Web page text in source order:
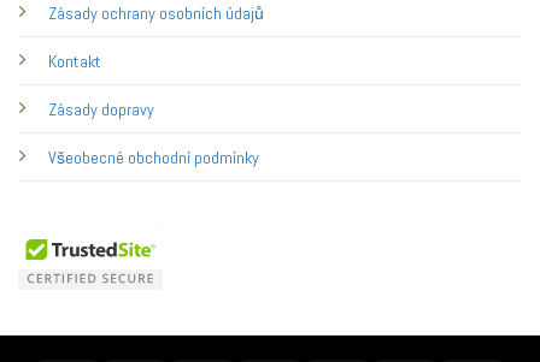
Zásady ochrany osobních údajů
Kontakt
Zásady dopravy
Všeobecné obchodní podmínky